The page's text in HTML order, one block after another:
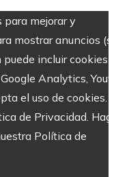
mejorar y
mostrar anuncios
incluir cookies
Analytics,
el uso de cookies.
de Privacidad.
Política de